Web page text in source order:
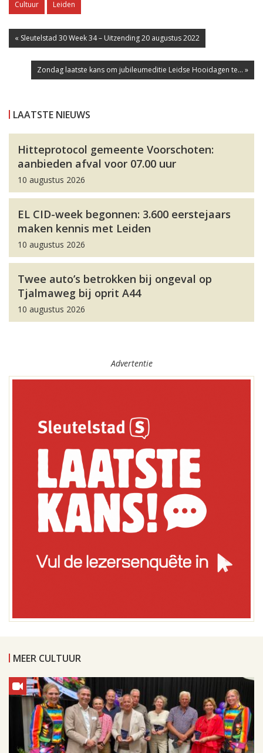
Cultuur Leiden
« Sleutelstad 30 Week 34 – Uitzending 20 augustus 2022
Zondag laatste kans om jubileumeditie Leidse Hooidagen te... »
LAATSTE NIEUWS
Hitteprotocol gemeente Voorschoten:
aanbieden afval voor 07.00 uur
10 augustus 2026
EL CID-week begonnen: 3.600 eerstejaars
maken kennis met Leiden
10 augustus 2026
Twee auto’s betrokken bij ongeval op
Tjalmaweg bij oprit A44
10 augustus 2026
Advertentie
MEER CULTUUR